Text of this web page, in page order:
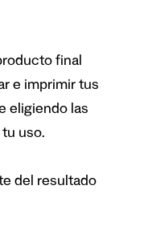
final
e imprimir tus
eligiendo las
uso.
del resultado